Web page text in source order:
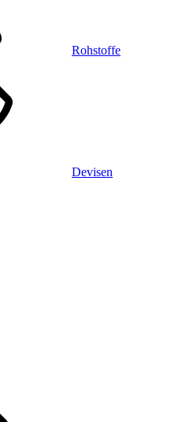
Rohstoffe
Devisen